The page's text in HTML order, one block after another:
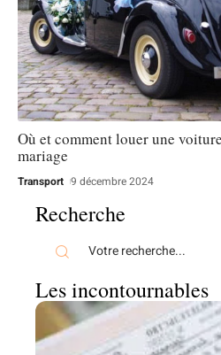
Où et comment louer une
mariage
Transport 9 décembre 2024
Recherche
Les incontournables